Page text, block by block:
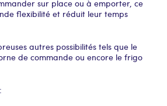
sur place ou à emporter, ce
flexibilité et réduit leur temps
autres possibilités tels que le
de commande ou encore le frigo